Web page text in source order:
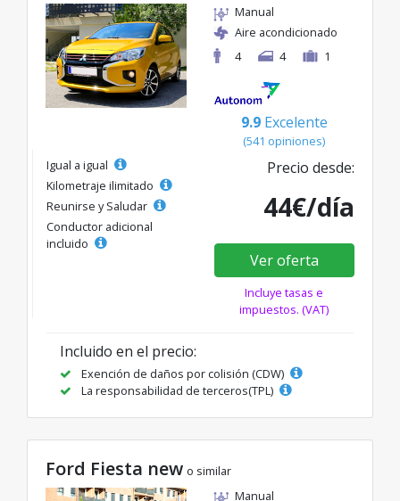
Manual
Aire acondicionado
4
4 1
9.9 Excelente
(541 opiniones)
Igual a igual
Kilometraje ilimitado
Reunirse y Saludar
Conductor adicional
incluido
Precio desde:
44€/día
Ver oferta
Incluye tasas e
impuestos. (VAT)
Incluido en el precio:
Exención de daños por colisión (CDW)
La responsabilidad de terceros(TPL)
Ford Fiesta new o similar
Manual